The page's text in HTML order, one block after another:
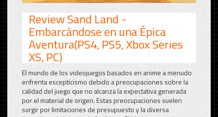
Review Sand Land -
Embarcándose en una Épica
Aventura(PS4, PS5, Xbox Series
XS, PC)
El mundo de los videojuegos basados en anime a menudo
enfrenta escepticismo debido a preocupaciones sobre la
calidad del juego que no alcanza la expectativa generada
por el material de origen. Estas preocupaciones suelen
surgir por limitaciones de presupuesto y la diversa